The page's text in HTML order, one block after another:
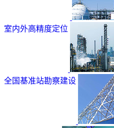
室内外高精度定位
全国基准站勘察建设